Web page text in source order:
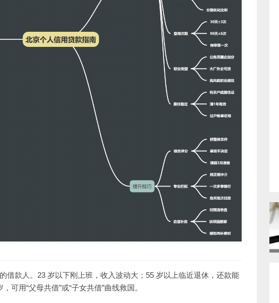
借款人。23 岁以下刚上班，收入波动大；55 岁以上临近退休，还款能
可用“父母共借”或“子女共借”曲线救国。